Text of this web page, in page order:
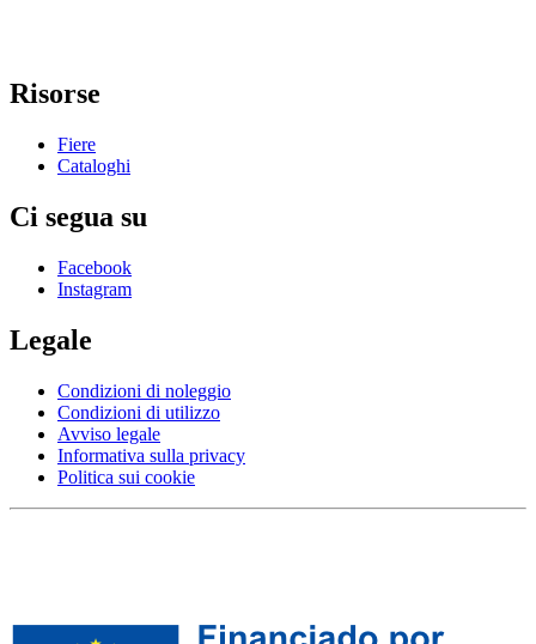
Risorse
Fiere
Cataloghi
Ci segua su
Facebook
Instagram
Legale
Condizioni di noleggio
Condizioni di utilizzo
Avviso legale
Informativa sulla privacy
Politica sui cookie